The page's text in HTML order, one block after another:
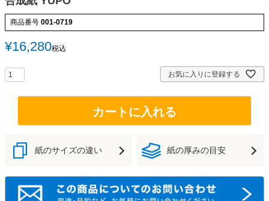
商品番号 001-0719
¥16,280税込
お気に入りに登録する
カートに入れる
紙のサイズの違い 紙の厚みの目安